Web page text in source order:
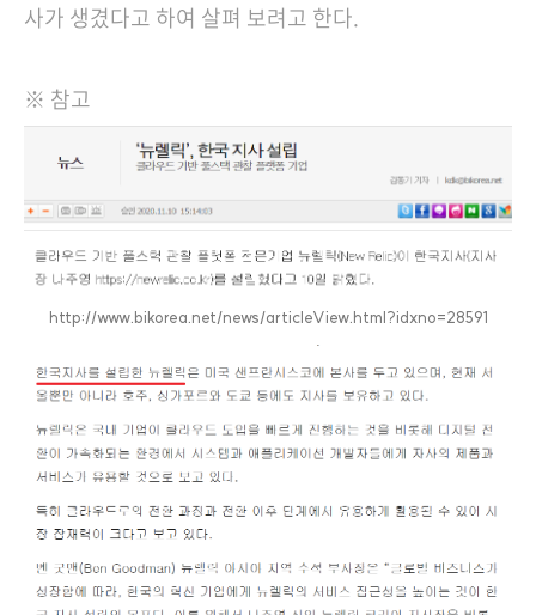
사가 생겼다고 하여 살펴 보려고 한다.
※ 참고
http://www.bikorea.net/news/articleView.html?idxno=28591